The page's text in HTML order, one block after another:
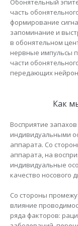
Обонятельный
часть
формирование
запоминание и
в обонятельном
нервные импульсы
части
передающих
Как
Восприятие
индивидуальными
аппарата. Со
аппарата, на
индивидуальные
качество носового
Со стороны
влияние
ряда факторов: